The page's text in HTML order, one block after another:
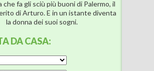
che fa gli sciù più buoni di Palermo, il
di Arturo. E in un istante diventa
la donna dei suoi sogni.
DA CASA: